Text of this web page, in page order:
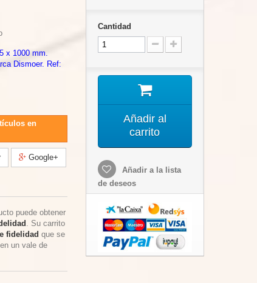
x 1000 mm.
Dismoer. Ref:
en
Google+
puede obtener
. Su carrito
fidelidad que se
un vale de
Cantidad
Añadir al
carrito
Añadir a la lista
de deseos